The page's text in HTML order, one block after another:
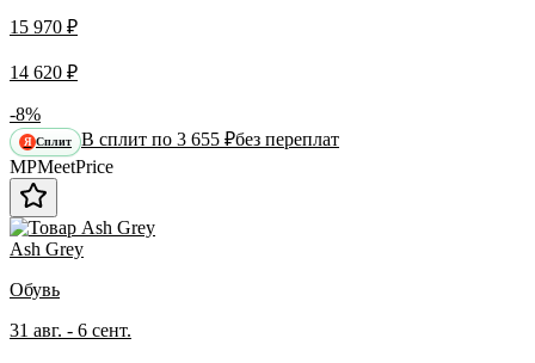
15 970 ₽
14 620 ₽
-8%
Я Сплит В сплит по 3 655 ₽без переплат
MPMeetPrice
Ash Grey
Обувь
31 авг. - 6 сент.